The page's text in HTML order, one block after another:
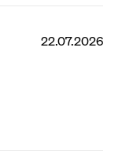
22.07.2026